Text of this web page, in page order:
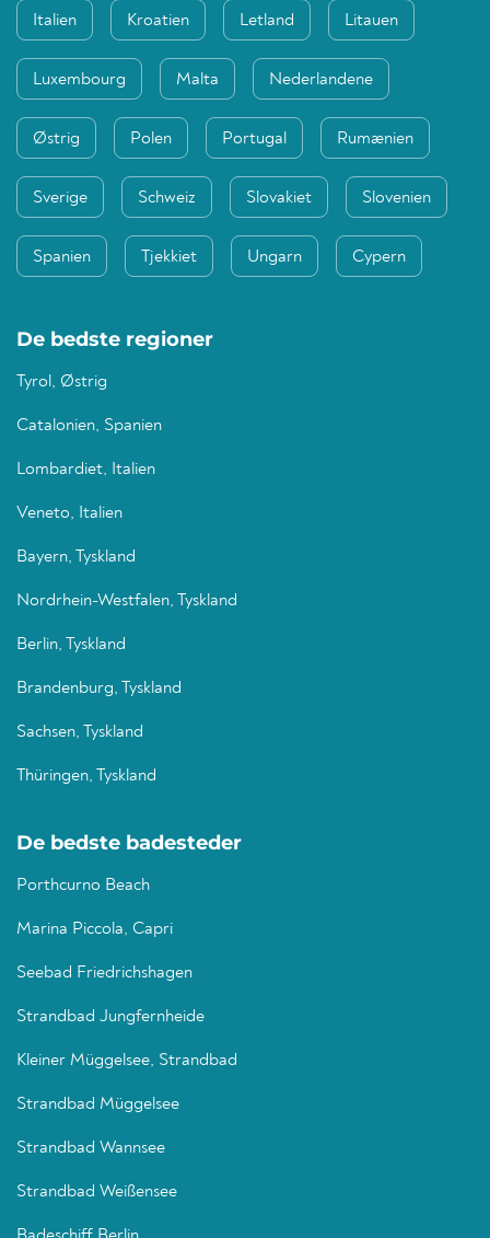
Italien Kroatien Letland Litauen
Luxembourg Malta Nederlandene
Østrig Polen Portugal Rumænien
Sverige Schweiz Slovakiet Slovenien
Spanien Tjekkiet Ungarn Cypern
De bedste regioner
Tyrol, Østrig
Catalonien, Spanien
Lombardiet, Italien
Veneto, Italien
Bayern, Tyskland
Nordrhein-Westfalen, Tyskland
Berlin, Tyskland
Brandenburg, Tyskland
Sachsen, Tyskland
Thüringen, Tyskland
De bedste badesteder
Porthcurno Beach
Marina Piccola, Capri
Seebad Friedrichshagen
Strandbad Jungfernheide
Kleiner Müggelsee, Strandbad
Strandbad Müggelsee
Strandbad Wannsee
Strandbad Weißensee